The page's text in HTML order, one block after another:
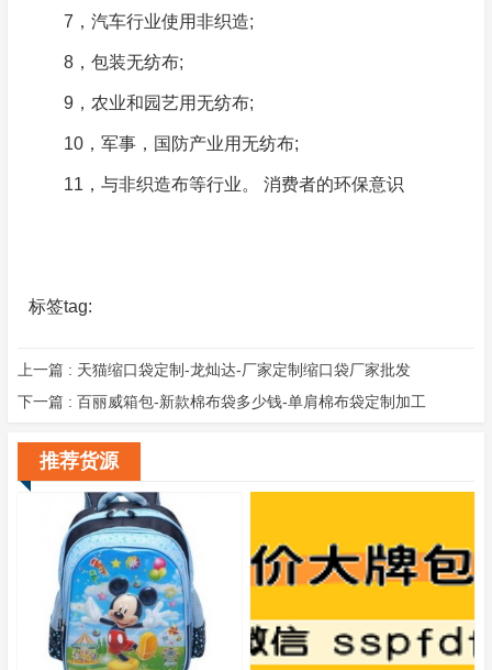
7，汽车行业使用非织造;
8，包装无纺布;
9，农业和园艺用无纺布;
10，军事，国防产业用无纺布;
11，与非织造布等行业。 消费者的环保意识
标签tag:
上一篇 : 天猫缩口袋定制-龙灿达-厂家定制缩口袋厂家批发
下一篇 : 百丽威箱包-新款棉布袋多少钱-单肩棉布袋定制加工
推荐货源